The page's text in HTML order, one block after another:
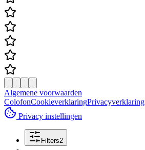
Algemene voorwaarden
ColofonCookieverklaringPrivacyverklaring
Privacy instellingen
Filters2